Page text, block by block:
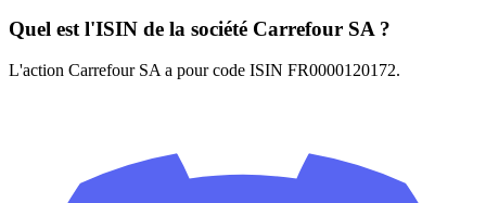
Quel est l'ISIN de la société Carrefour SA ?
L'action Carrefour SA a pour code ISIN FR0000120172.